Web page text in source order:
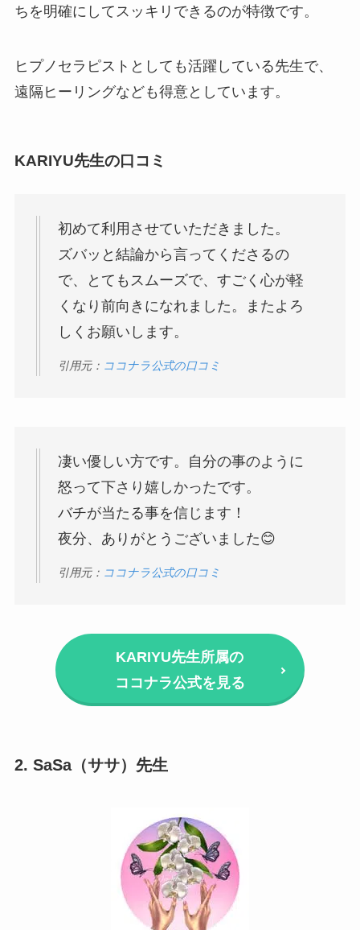
ちを明確にしてスッキリできるのが特徴です。
ヒプノセラピストとしても活躍している先生で、
遠隔ヒーリングなども得意としています。
KARIYU先生の口コミ
初めて利用させていただきました。
ズバッと結論から言ってくださるの
で、とてもスムーズで、すごく心が軽
くなり前向きになれました。またよろ
しくお願いします。
引用元： ココナラ公式の口コミ
凄い優しい方です。自分の事のように
怒って下さり嬉しかったです。
バチが当たる事を信じます！
夜分、ありがとうございました😊
引用元： ココナラ公式の口コミ
KARIYU先生所属の
ココナラ公式を見る
2. SaSa（ササ）先生